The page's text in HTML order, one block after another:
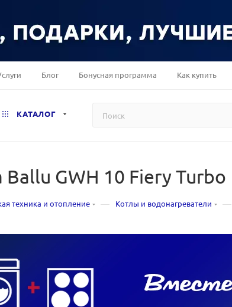
Блог Бонусная программа Как купить
КАТАЛОГ
Ballu GWH 10 Fiery Turbo
техника и отопление — Котлы и водонагреватели —